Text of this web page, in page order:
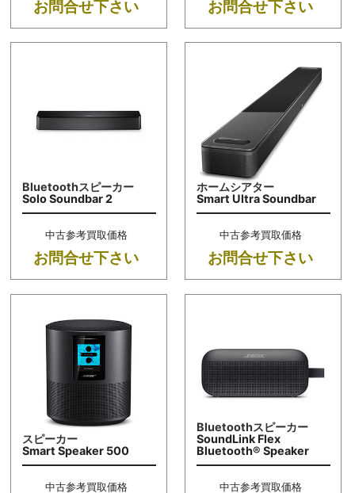
お問合せ下さい お問合せ下さい
Bluetoothスピーカー
Solo Soundbar 2
中古参考買取価格
お問合せ下さい
ホームシアター
Smart Ultra Soundbar
中古参考買取価格
お問合せ下さい
スピーカー
Smart Speaker 500
中古参考買取価格
Bluetoothスピーカー
SoundLink Flex
Bluetooth® Speaker
中古参考買取価格